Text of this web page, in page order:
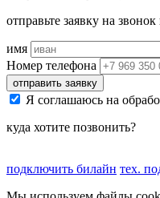
отправьте заявку на
имя
Номер телефона
отправить заявку
Я соглашаюсь на
куда хотите позвонить?
подключить билайн тех.